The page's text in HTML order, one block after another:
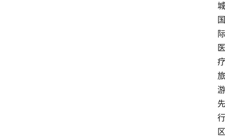
城
国
际
医
疗
旅
游
先
行
区